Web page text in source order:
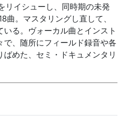
リイシューし、同時期の未発
曲。マスタリングし直して、
いる。ヴォーカル曲とインスト
で、随所にフィールド録音や各
めた、セミ・ドキュメンタリ